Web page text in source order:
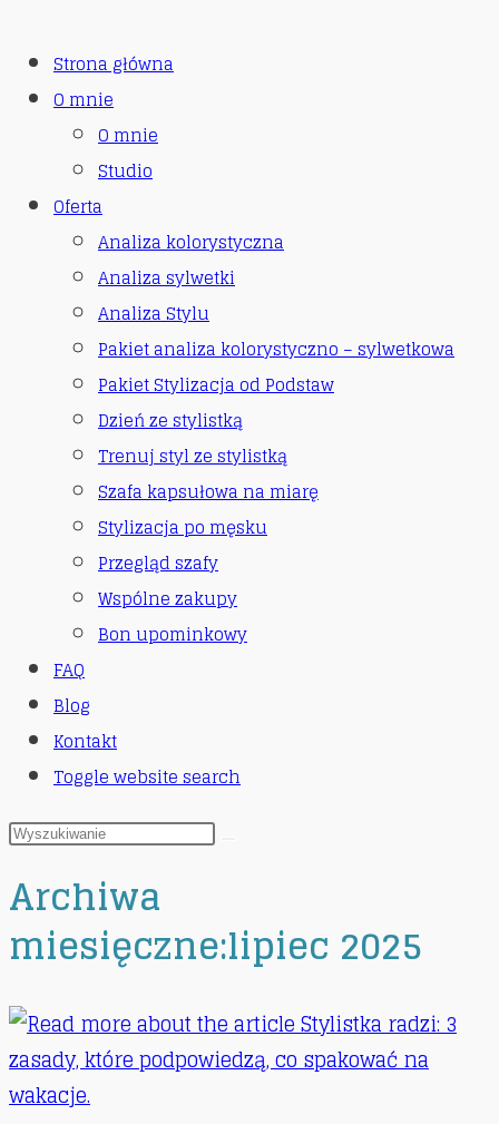
Strona główna
O mnie
O mnie
Studio
Oferta
Analiza kolorystyczna
Analiza sylwetki
Analiza Stylu
Pakiet analiza kolorystyczno – sylwetkowa
Pakiet Stylizacja od Podstaw
Dzień ze stylistką
Trenuj styl ze stylistką
Szafa kapsułowa na miarę
Stylizacja po męsku
Przegląd szafy
Wspólne zakupy
Bon upominkowy
FAQ
Blog
Kontakt
Toggle website search
Archiwa
miesięczne:lipiec 2025